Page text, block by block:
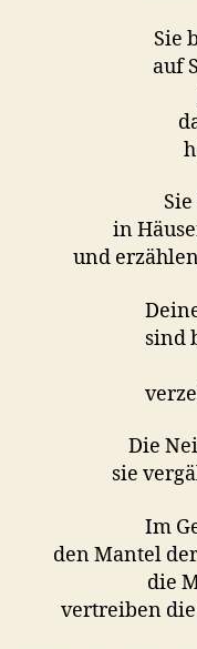
Sie
auf
in
und
sind
Die
sie
Im
den Mantel
die
vertreiben